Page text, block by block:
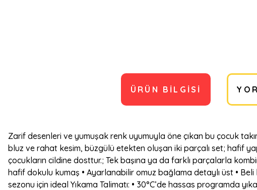
ÜRÜN BILGISI
Zarif desenleri ve yumuşak renk uyumuyla öne çıkan bu çocuk
bluz ve rahat kesim, büzgülü etekten oluşan iki parçalı set; hafif
çocukların cildine dosttur.; Tek başına ya da farklı parçalarla
hafif dokulu kumaş • Ayarlanabilir omuz bağlama detaylı üst •
sezonu için ideal Yıkama Talimatı: • 30°C’de hassas programda